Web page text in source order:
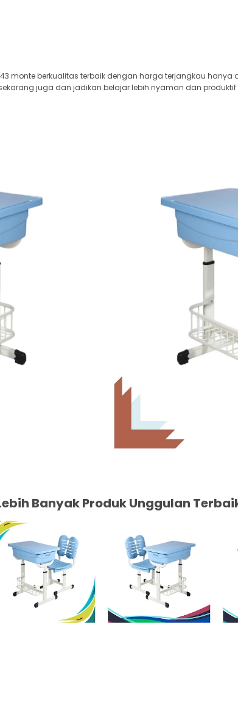
monte berkualitas terbaik dengan harga terjangkau
juga dan jadikan belajar lebih nyaman dan
Banyak Produk Unggulan